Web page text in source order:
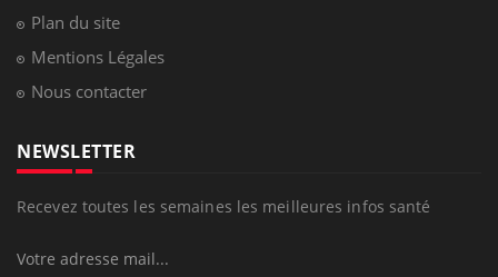
Plan du site
Mentions Légales
Nous contacter
NEWSLETTER
Recevez toutes les semaines les meilleures infos santé